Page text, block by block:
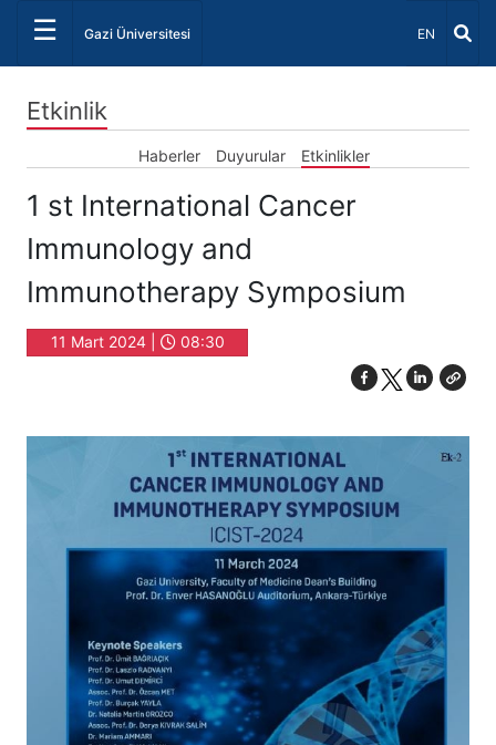
☰ Gazi Üniversitesi Dil Seçiniz
EN
Etkinlik
Haberler Duyurular Etkinlikler
1 st International Cancer
Immunology and
Immunotherapy Symposium
11 Mart 2024 | 08:30